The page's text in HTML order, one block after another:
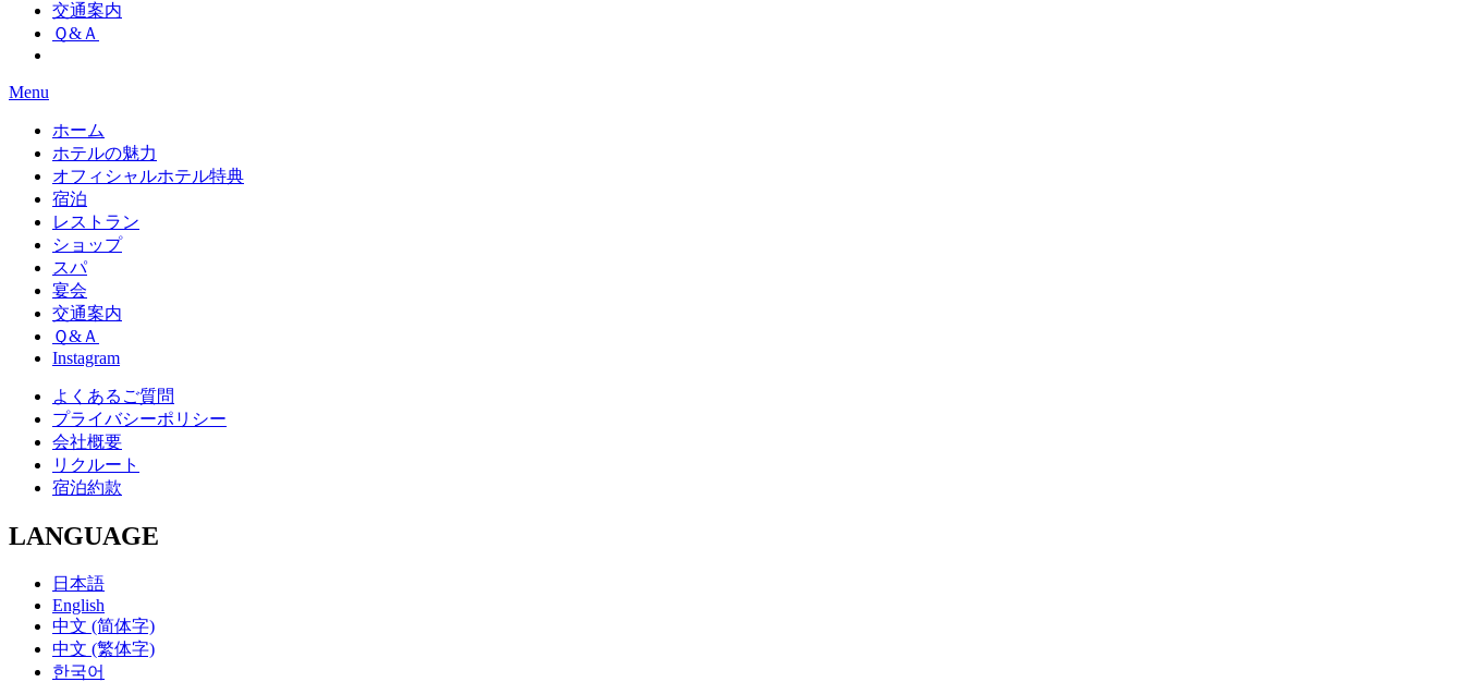
交通案内
Ｑ&Ａ
Menu
ホーム
ホテルの魅力
オフィシャルホテル特典
宿泊
レストラン
ショップ
スパ
宴会
交通案内
Ｑ&Ａ
Instagram
よくあるご質問
プライバシーポリシー
会社概要
リクルート
宿泊約款
LANGUAGE
日本語
English
中文 (简体字)
中文 (繁体字)
한국어